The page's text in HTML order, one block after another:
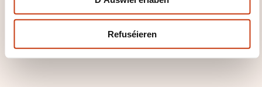
Refuséieren
Qualitéit, Sécherheet